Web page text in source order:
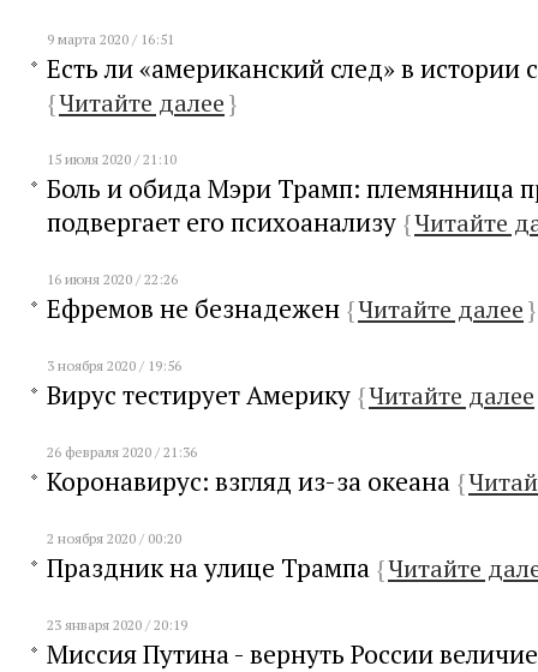
9 марта 2020 / 16:51
Есть ли «американский след» в истории
{Читайте далее}
15 июля 2020 / 21:10
Боль и обида Мэри Трамп: племянница
подвергает его психоанализу {Читайте
16 июня 2020 / 22:26
Ефремов не безнадежен {Читайте далее}
3 ноября 2020 / 19:56
Вирус тестирует Америку {Читайте далее
26 февраля 2020 / 21:36
Коронавирус: взгляд из-за океана {
2 ноября 2020 / 00:20
Праздник на улице Трампа {Читайте
23 января 2020 / 20:19
Миссия Путина - вернуть России